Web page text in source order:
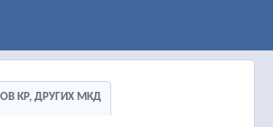
КР, ДРУГИХ МКД